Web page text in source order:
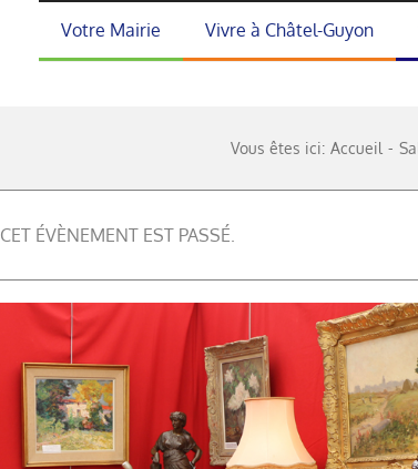
Votre Mairie Vivre à Châtel-Guyon
Vous êtes ici: Accueil
CET ÉVÈNEMENT EST PASSÉ.